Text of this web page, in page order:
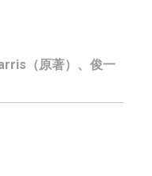
（原著）、俊一